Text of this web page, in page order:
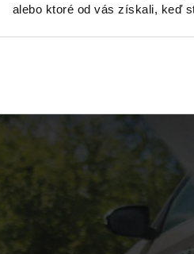
alebo ktoré od vás získali, keď